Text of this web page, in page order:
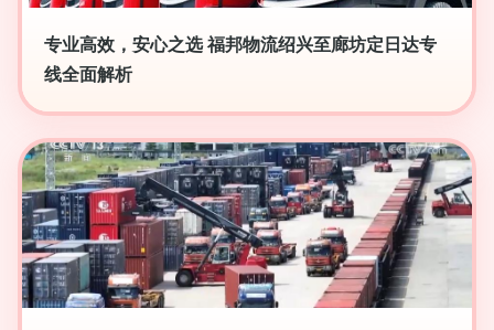
专业高效，安心之选 福邦物流绍兴至廊坊定日达专
线全面解析